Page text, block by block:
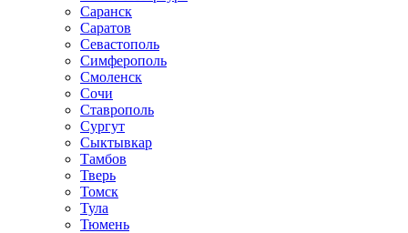
Саранск
Саратов
Севастополь
Симферополь
Смоленск
Сочи
Ставрополь
Сургут
Сыктывкар
Тамбов
Тверь
Томск
Тула
Тюмень